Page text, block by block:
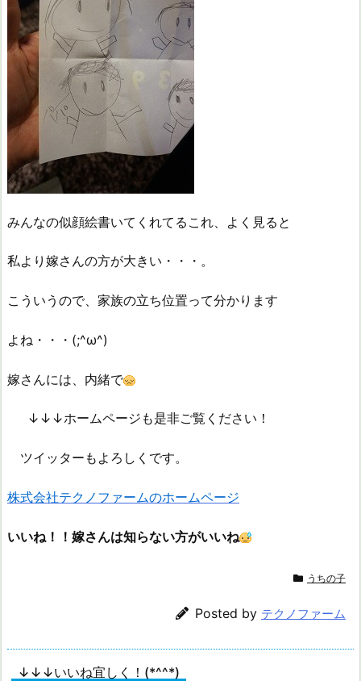
みんなの似顔絵書いてくれてるこれ、よく見ると
私より嫁さんの方が大きい・・・。
こういうので、家族の立ち位置って分かります
よね・・・(;^ω^)
嫁さんには、内緒で
↓↓↓ホームページも是非ご覧ください！
ツイッターもよろしくです。
株式会社テクノファームのホームページ
いいね！！嫁さんは知らない方がいいね
うちの子
Posted by テクノファーム
↓↓↓いいね宜しく！(*^^*)